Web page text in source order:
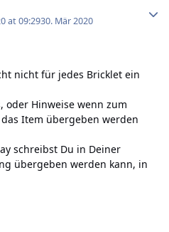
at 09:2930. Mär 2020
nicht für jedes Bricklet ein
oder Hinweise wenn zum
Item übergeben werden
schreibst Du in Deiner
übergeben werden kann, in